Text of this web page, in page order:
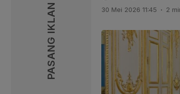
PASANG IKLAN
PASANG IKLAN
30 Mei 2026 11:45 . 2